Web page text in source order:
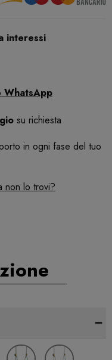
interessi
WhatsApp
su richiesta
in ogni fase del tuo
non lo trovi?
-